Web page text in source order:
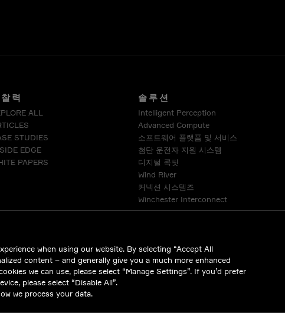
력
ALL
STUDIES
EDGE
PAPERS
솔루션
Intelligent Perception
Advanced Compute
소프트웨어 플랫폼 및 서비스
첨단 운전자 지원 시스템
디지털 콕핏
Wind River
커넥션 시스템즈
Winchester Interconnect
Intercable Automotive Solutions
when using our website. By selecting “Accept All
content – and generally give you a much more enhanced
we can use, please select “Manage Settings”. If you’d prefer
please select “Disable All”.
we process your data.